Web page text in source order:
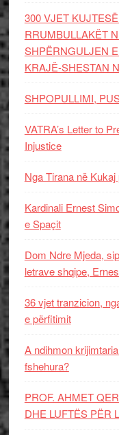
300 VJET
RRUMBULLAKËT
SHPËRNGULJEN
KRAJË-SHESTAN
SHPOPULLIMI,
VATRA’s Letter to
Injustice
Nga Tirana në Kukaj
Kardinali Ernest
e Spaçit
Dom Ndre Mjeda,
letrave shqipe,
36 vjet tranzicion,
e përfitimit
A ndihmon
fshehura?
PROF. AHMET
DHE LUFTЁS PЁR